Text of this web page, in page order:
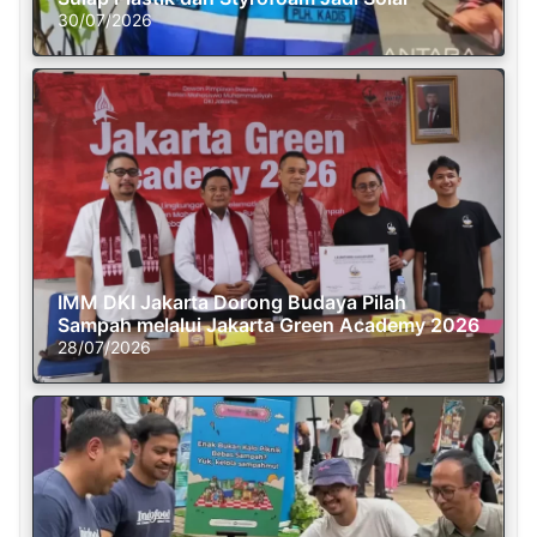
30/07/2026
IMM DKI Jakarta Dorong Budaya Pilah
Sampah melalui Jakarta Green Academy 2026
28/07/2026